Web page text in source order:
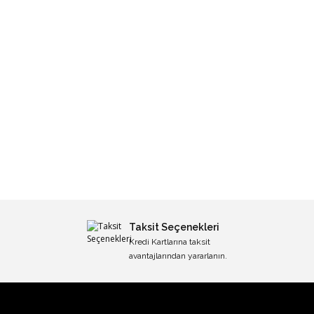
Taksit Seçenekleri
Kredi Kartlarına taksit
avantajlarından yararlanın.